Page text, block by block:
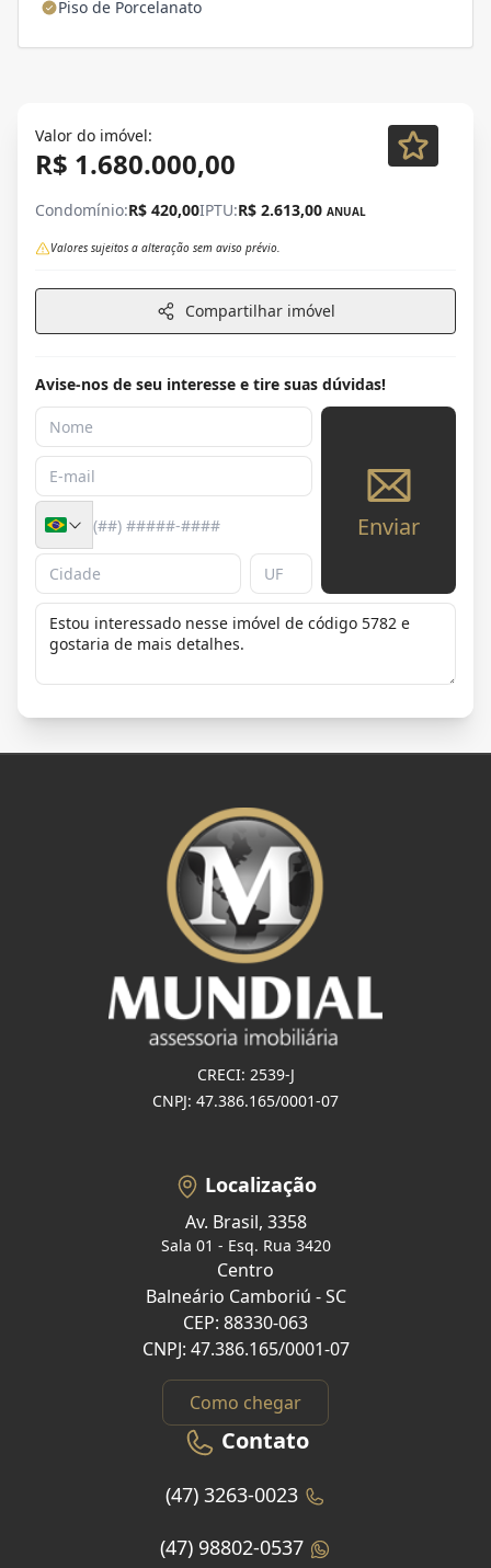
Piso de Porcelanato
Valor do imóvel:
R$ 1.680.000,00
Condomínio:R$ 420,00IPTU:R$ 2.613,00 ANUAL
Valores sujeitos a alteração sem aviso prévio.
Compartilhar imóvel
Avise-nos de seu interesse e tire suas dúvidas!
Enviar
CRECI: 2539-J
CNPJ: 47.386.165/0001-07
Localização
Av. Brasil, 3358
Sala 01 - Esq. Rua 3420
Centro
Balneário Camboriú - SC
CEP: 88330-063
CNPJ: 47.386.165/0001-07
Como chegar
Contato
(47) 3263-0023
(47) 98802-0537